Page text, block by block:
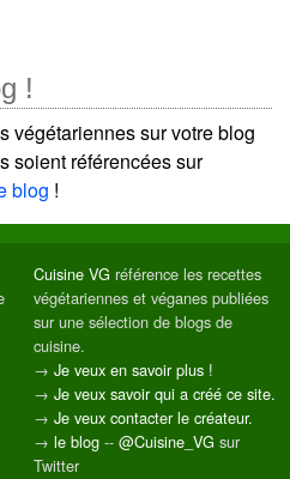
!
végétariennes sur votre blog
soient référencées sur
blog !
Cuisine VG référence les recettes
végétariennes et véganes publiées
sur une sélection de blogs de
cuisine.
→ Je veux en savoir plus !
→ Je veux savoir qui a créé ce site.
→ Je veux contacter le créateur.
→ le blog -- @Cuisine_VG sur
Twitter